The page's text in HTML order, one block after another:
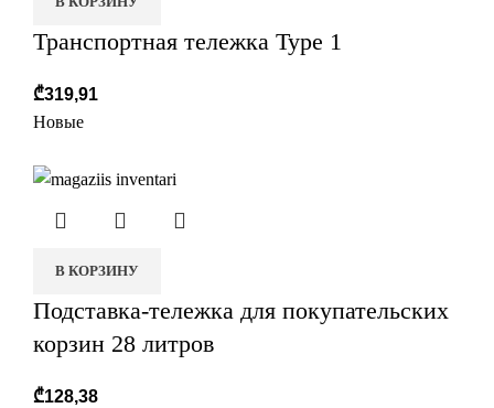
Транспортная тележка Type 1
₾319,91
Новые
В КОРЗИНУ
Подставка-тележка для покупательских
корзин 28 литров
₾128,38